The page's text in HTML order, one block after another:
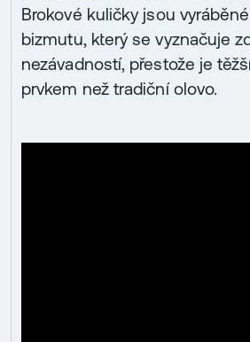
Brokové kuličky jsou
bizmutu, který se vyznačuje
nezávadností, přestože je
prvkem než tradiční olovo.